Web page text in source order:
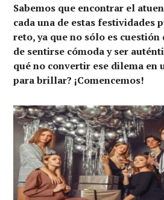
Sabemos que encontrar el
cada una de estas festividades
reto, ya que no sólo es
de sentirse cómoda y ser
qué no convertir ese dilema en
para brillar? ¡Comencemos!